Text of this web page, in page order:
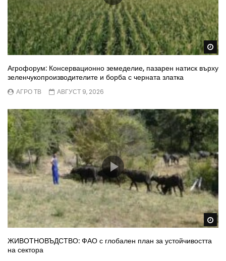
Агрофорум: Консервационно земеделие, пазарен натиск върху
зеленчукопроизводителите и борба с черната златка
АГРО ТВ АВГУСТ 9, 2026
ЖИВОТНОВЪДСТВО: ФАО с глобален план за устойчивостта
на сектора